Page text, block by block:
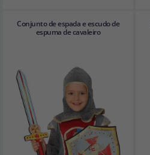
Conjunto de espada e escudo de
espuma de cavaleiro